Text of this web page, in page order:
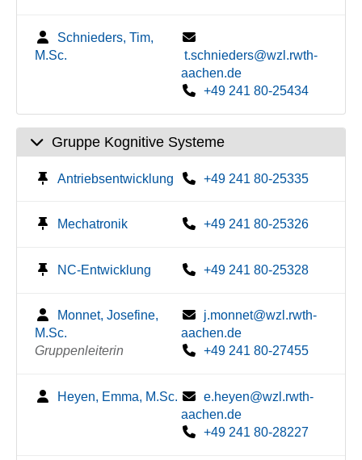
Schnieders, Tim,
M.Sc.
t.schnieders@wzl.rwth-
aachen.de
+49 241 80-25434
Gruppe Kognitive Systeme
Antriebsentwicklung +49 241 80-25335
Mechatronik +49 241 80-25326
NC-Entwicklung +49 241 80-25328
Monnet, Josefine,
M.Sc.
Gruppenleiterin
j.monnet@wzl.rwth-
aachen.de
+49 241 80-27455
Heyen, Emma, M.Sc.
e.heyen@wzl.rwth-
aachen.de
+49 241 80-28227